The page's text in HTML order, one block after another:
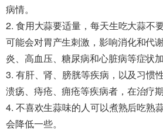
病情。
2. 食用大蒜要适量，每天生吃大蒜不
可能会对胃产生刺激，影响消化和代
炎、高血压、糖尿病和心脏病等症状加
3. 有肝、肾、膀胱等疾病，以及习惯
溃疡、痔疮、痈疮等疾病者，在治疗
4. 不喜欢生蒜味的人可以煮熟后吃熟
会降低一些。